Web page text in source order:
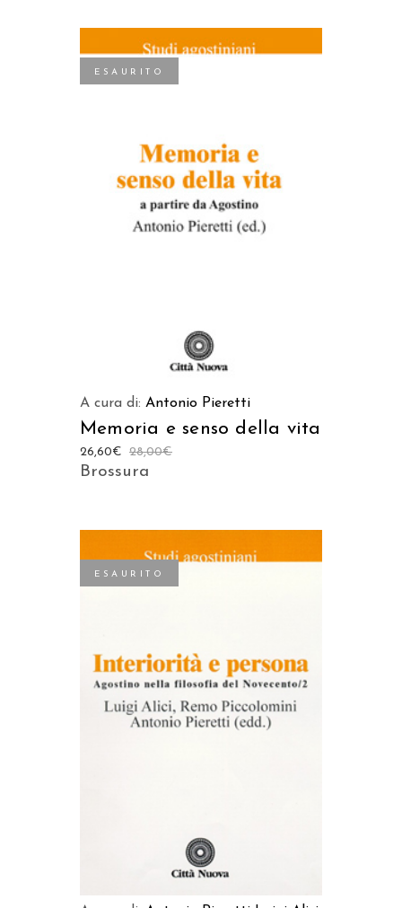
ESAURITO
LEGGI TUTTO
A cura di: Antonio Pieretti
Memoria e senso della vita
28,00€
26,60€
Brossura
ESAURITO
LEGGI TUTTO